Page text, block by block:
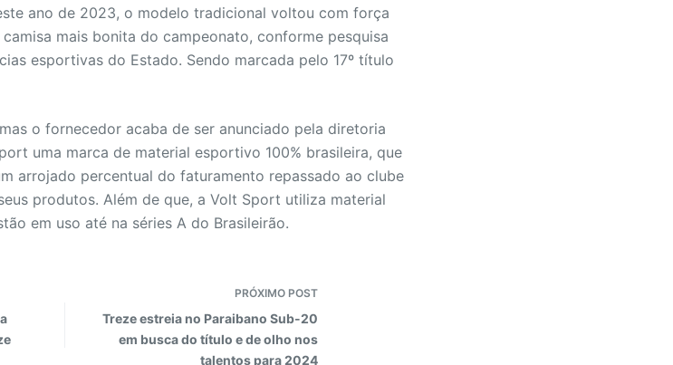
ano de 2023, o modelo tradicional voltou com força
mais bonita do campeonato, conforme pesquisa
esportivas do Estado. Sendo marcada pelo 17º título
o fornecedor acaba de ser anunciado pela diretoria
uma marca de material esportivo 100% brasileira, que
arrojado percentual do faturamento repassado ao clube
produtos. Além de que, a Volt Sport utiliza material
em uso até na séries A do Brasileirão.
PRÓXIMO POST
Treze estreia no Paraibano Sub-20
em busca do título e de olho nos
talentos para 2024